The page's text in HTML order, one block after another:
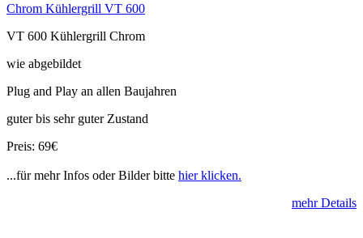
Chrom Kühlergrill VT 600
VT 600 Kühlergrill Chrom
wie abgebildet
Plug and Play an allen Baujahren
guter bis sehr guter Zustand
Preis: 69€
...für mehr Infos oder Bilder bitte hier klicken.
mehr Details